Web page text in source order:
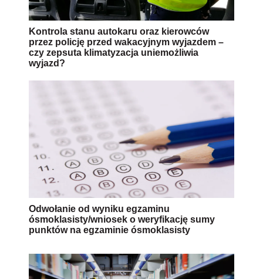
Kontrola stanu autokaru oraz kierowców
przez policję przed wakacyjnym wyjazdem –
czy zepsuta klimatyzacja uniemożliwia
wyjazd?
Odwołanie od wyniku egzaminu
ósmoklasisty/wniosek o weryfikację sumy
punktów na egzaminie ósmoklasisty